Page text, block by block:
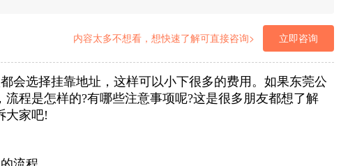
内容太多不想看，想快速了解可直接咨询> 立即咨询
会选择挂靠地址，这样可以小下很多的费用。如果东莞公
程是怎样的?有哪些注意事项呢?这是很多朋友都想了解
大家吧!